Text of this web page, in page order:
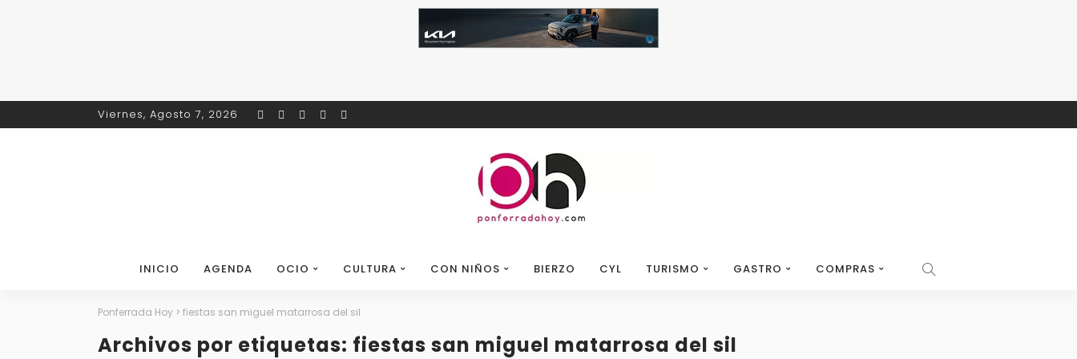
Viernes, Agosto 7, 2026
INICIO AGENDA OCIO CULTURA CON NIÑOS BIERZO CYL TURISMO GASTRO COMPRAS
Ponferrada Hoy > fiestas san miguel matarrosa del sil
Archivos por etiquetas: fiestas san miguel matarrosa del sil